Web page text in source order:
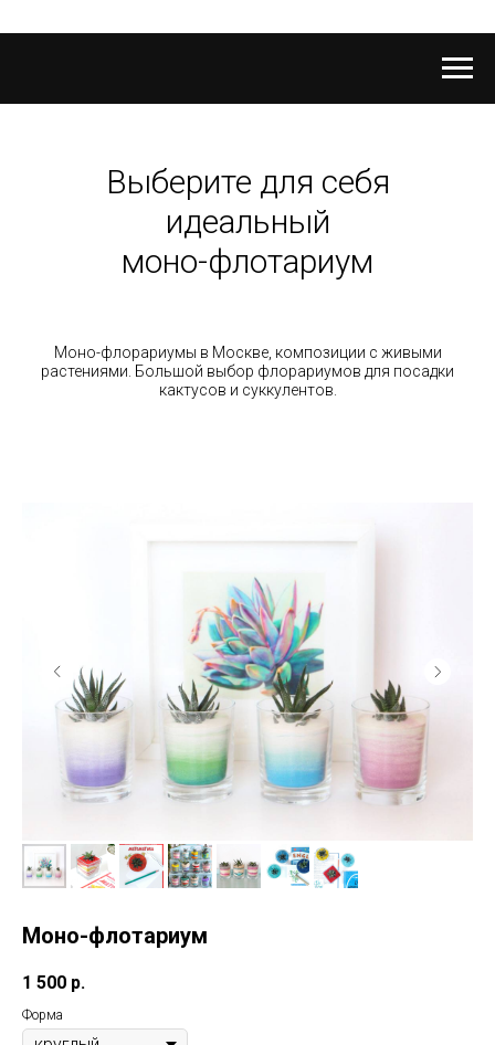
Выберите для себя
идеальный
моно-флотариум
Моно-флорариумы в Москве, композиции с живыми
растениями. Большой выбор флорариумов для посадки
кактусов и суккулентов.
Моно-флотариум
1 500 р.
Форма